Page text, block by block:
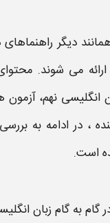
دیگر
می شوند.
انگلیسی ​نهم، آزمون
، در ادامه به
است.
گام به گام زبان